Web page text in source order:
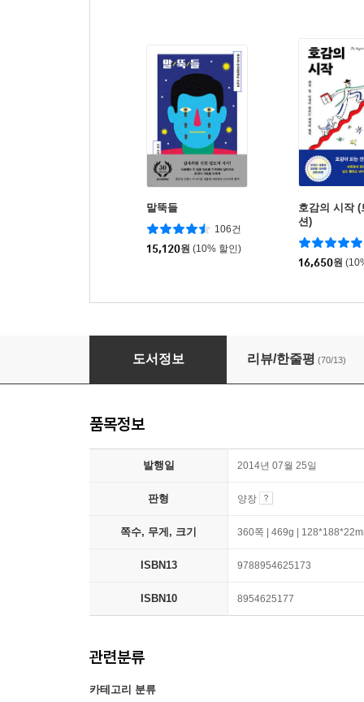
말뚝들
106건
15,120원 (10% 할인)
호감의 시작
션)
16,650원
도서정보 리뷰/한줄평 (70/13)
품목정보
발행일 2014년 07월 25일
판형 양장
쪽수, 무게, 크기 360쪽 | 469g |
ISBN13 9788954625173
ISBN10 8954625177
관련분류
카테고리 분류